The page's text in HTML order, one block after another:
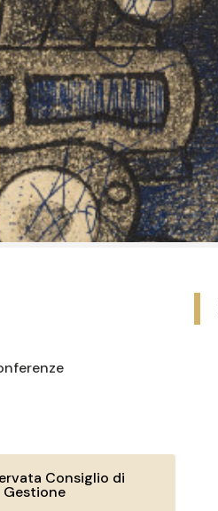
Consiglio di
Gestione